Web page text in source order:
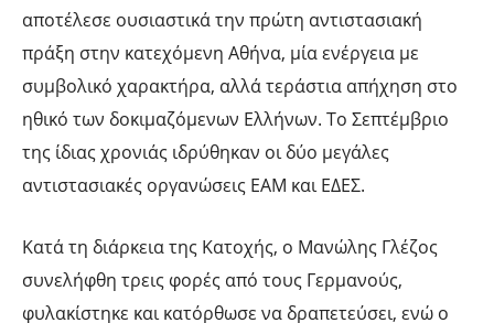
αποτέλεσε ουσιαστικά την πρώτη αντιστασιακή
πράξη στην κατεχόμενη Αθήνα, μία ενέργεια με
συμβολικό χαρακτήρα, αλλά τεράστια απήχηση στο
ηθικό των δοκιμαζόμενων Ελλήνων. Το Σεπτέμβριο
της ίδιας χρονιάς ιδρύθηκαν οι δύο μεγάλες
αντιστασιακές οργανώσεις ΕΑΜ και ΕΔΕΣ.
Κατά τη διάρκεια της Κατοχής, ο Μανώλης Γλέζος
συνελήφθη τρεις φορές από τους Γερμανούς,
φυλακίστηκε και κατόρθωσε να δραπετεύσει, ενώ ο